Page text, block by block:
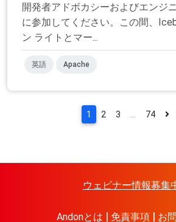
開発者アドボカシーおよびエンジ
に参加してください。この間、
ン ライトとマー...
英語 Apache
1 2 3 74
ウェビナー情報募集
Andonとは 免責事項 お